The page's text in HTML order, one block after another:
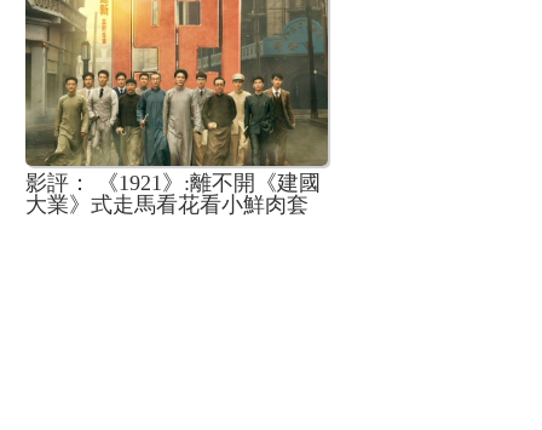
影評： 《1921》:離不開《建國
大業》式走馬看花看小鮮肉套